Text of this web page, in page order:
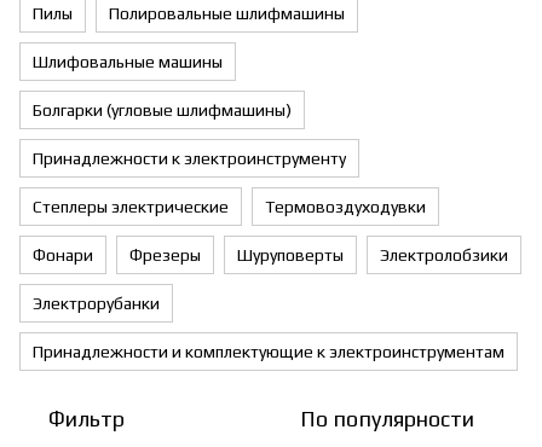
Пилы Полировальные шлифмашины
Шлифовальные машины
Болгарки (угловые шлифмашины)
Принадлежности к электроинструменту
Степлеры электрические Термовоздуходувки
Фонари Фрезеры Шуруповерты Электролобзики
Электрорубанки
Принадлежности и комплектующие к электроинструментам
Фильтр По популярности